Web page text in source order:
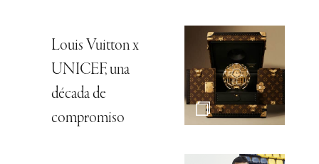
Louis Vuitton x
UNICEF, una
década de
compromiso